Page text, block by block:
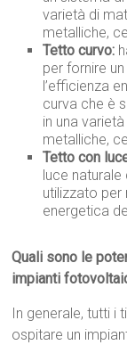
varietà di
metalliche,
Tetto curvo:
per fornire
l’efficienza
curva che è
in una
metalliche,
Tetto con
luce
utilizzato per
energetica
Quali sono le
impianti
In generale, tutti
ospitare un